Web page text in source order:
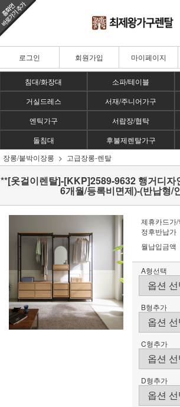
로그인 회원가입 마이페이지
침대/화장대 소파/테이블
거실드레스
서재/주니어가구
엔틱가구
서랍장/협탁
돌침대
후불제렌탈가구
장롱/붙박이장롱
고급장롱-렌탈
**[옷걸이렌탈]-[KKP]2589-9632 행거디자
6개월/등록비면제)-(반납형/
제휴카드가/
정후반납가
월납입금액
A형선택
B형추가
C형추가
D형추가